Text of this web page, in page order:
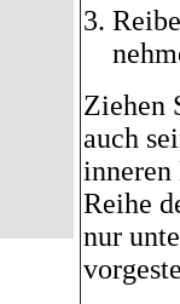
Ziehen
auch
inneren
Reihe
nur